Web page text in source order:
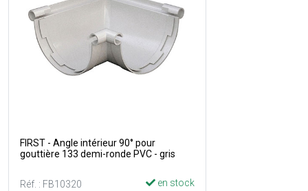
FIRST - Angle intérieur 90° pour
gouttière 133 demi-ronde PVC - gris
Réf. : FB10320
en stock